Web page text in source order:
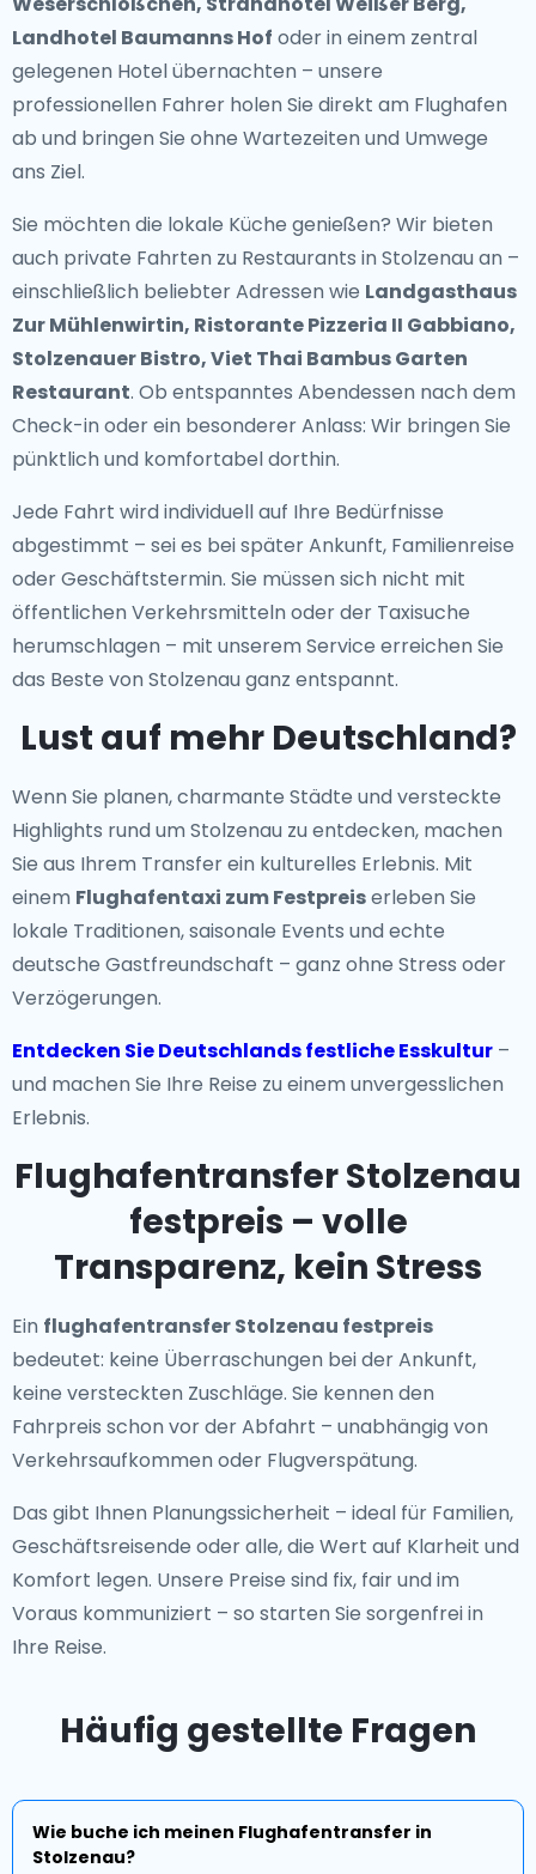
Landhotel Baumanns Hof oder in einem zentral
gelegenen Hotel übernachten – unsere
professionellen Fahrer holen Sie direkt am Flughafen
ab und bringen Sie ohne Wartezeiten und Umwege
ans Ziel.
Sie möchten die lokale Küche genießen? Wir bieten
auch private Fahrten zu Restaurants in Stolzenau an –
einschließlich beliebter Adressen wie Landgasthaus
Zur Mühlenwirtin, Ristorante Pizzeria II Gabbiano,
Stolzenauer Bistro, Viet Thai Bambus Garten
Restaurant. Ob entspanntes Abendessen nach dem
Check-in oder ein besonderer Anlass: Wir bringen Sie
pünktlich und komfortabel dorthin.
Jede Fahrt wird individuell auf Ihre Bedürfnisse
abgestimmt – sei es bei später Ankunft, Familienreise
oder Geschäftstermin. Sie müssen sich nicht mit
öffentlichen Verkehrsmitteln oder der Taxisuche
herumschlagen – mit unserem Service erreichen Sie
das Beste von Stolzenau ganz entspannt.
Lust auf mehr Deutschland?
Wenn Sie planen, charmante Städte und versteckte
Highlights rund um Stolzenau zu entdecken, machen
Sie aus Ihrem Transfer ein kulturelles Erlebnis. Mit
einem Flughafentaxi zum Festpreiserleben Sie
lokale Traditionen, saisonale Events und echte
deutsche Gastfreundschaft – ganz ohne Stress oder
Verzögerungen.
Entdecken Sie Deutschlands festliche Esskultur –
und machen Sie Ihre Reise zu einem unvergesslichen
Erlebnis.
Flughafentransfer Stolzenau
festpreis – volle
Transparenz, kein Stress
Ein flughafentransfer Stolzenau festpreis
bedeutet: keine Überraschungen bei der Ankunft,
keine versteckten Zuschläge. Sie kennen den
Fahrpreis schon vor der Abfahrt – unabhängig von
Verkehrsaufkommen oder Flugverspätung.
Das gibt Ihnen Planungssicherheit – ideal für Familien,
Geschäftsreisende oder alle, die Wert auf Klarheit und
Komfort legen. Unsere Preise sind fix, fair und im
Voraus kommuniziert – so starten Sie sorgenfrei in
Ihre Reise.
Häufig gestellte Fragen
Wie buche ich meinen Flughafentransfer in
Stolzenau?